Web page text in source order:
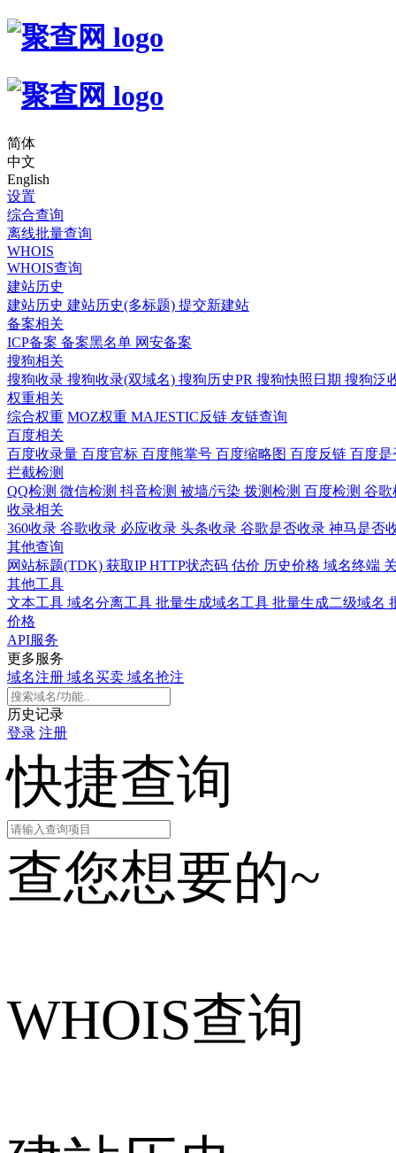
简体
中文
English
设置
综合查询
离线批量查询
WHOIS
WHOIS查询
建站历史
建站历史 建站历史(多标题) 提交新建站
备案相关
ICP备案 备案黑名单 网安备案
搜狗相关
搜狗收录 搜狗收录(双域名) 搜狗历史PR 搜狗快照日期 搜狗泛
权重相关
综合权重 MOZ权重 MAJESTIC反链 友链查询
百度相关
百度收录量 百度官标 百度熊掌号 百度缩略图 百度反链 百度
拦截检测
QQ检测 微信检测 抖音检测 被墙/污染 拨测检测 百度检测 谷
收录相关
360收录 谷歌收录 必应收录 头条收录 谷歌是否收录 神马是否
其他查询
网站标题(TDK) 获取IPHTTP状态码 估价 历史价格 域名终端
其他工具
文本工具 域名分离工具 批量生成域名工具 批量生成二级域名
价格
API服务
更多服务
域名注册 域名买卖 域名抢注
历史记录
登录 注册
快捷查询
查您想要的~
WHOIS查询